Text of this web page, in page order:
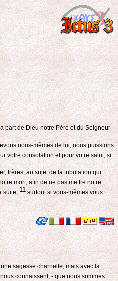
part de Dieu notre Père et du Seigneur
nous-mêmes de lui, nous puissions
votre consolation et pour votre salut; si
frères, au sujet de la tribulation qui
mort, afin de ne pas mettre notre
suite,11surtout si vous-mêmes vous
sagesse charnelle, mais avec la
connaissent, - que nous sommes